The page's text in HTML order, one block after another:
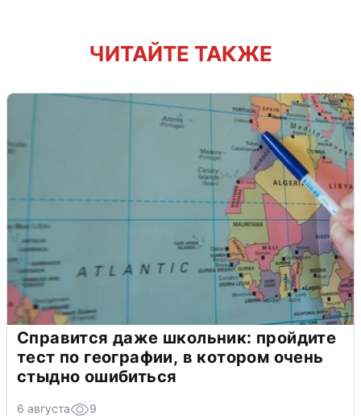
ЧИТАЙТЕ ТАКЖЕ
Справится даже школьник: пройдите
тест по географии, в котором очень
стыдно ошибиться
6 августа 9